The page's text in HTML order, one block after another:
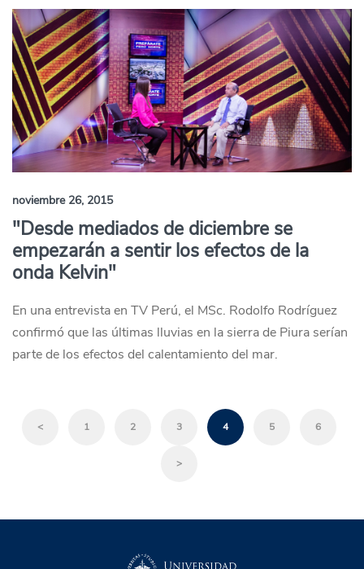
noviembre 26, 2015
"Desde mediados de diciembre se
empezarán a sentir los efectos de la
onda Kelvin"
En una entrevista en TV Perú, el MSc. Rodolfo Rodríguez
confirmó que las últimas lluvias en la sierra de Piura serían
parte de los efectos del calentamiento del mar.
< 1 2 3 4 5 6
>